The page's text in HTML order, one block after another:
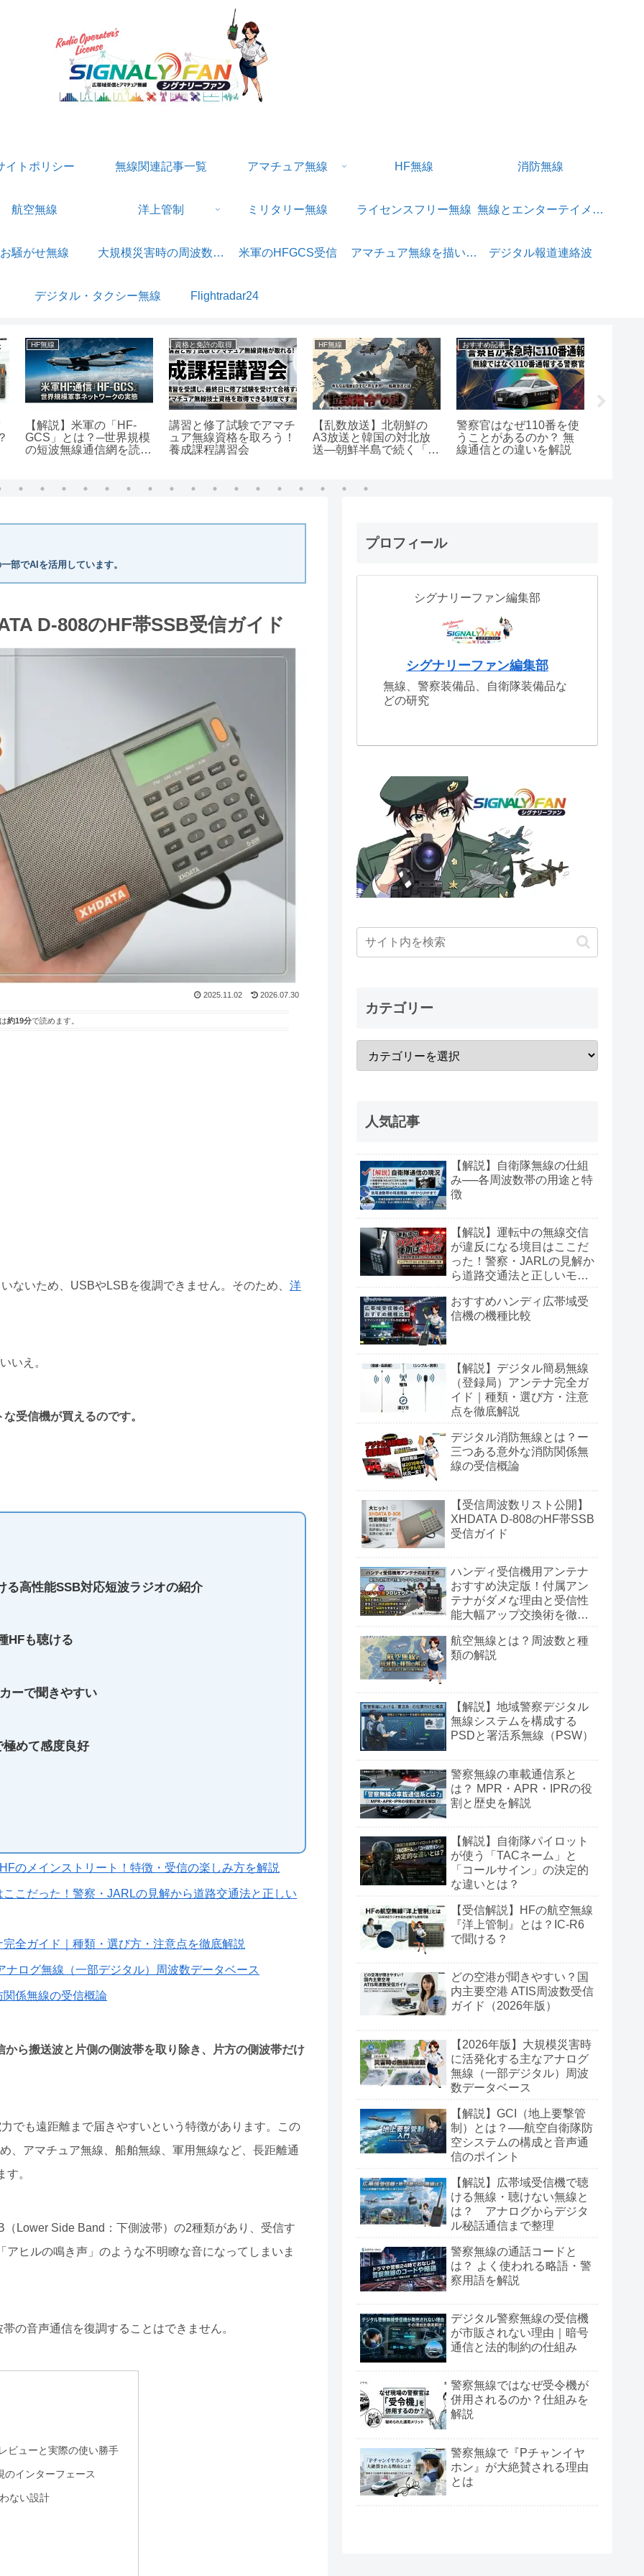
イトポリシー 無線関連記事一覧 アマチュア無線 HF無線 消防無線
航空無線 洋上管制 ミリタリー無線 ライセンスフリー無線 無線とエンターテイメント
お騒がせ無線 大規模災害時の周波数一覧 米軍のHFGCS受信 アマチュア無線を描いたアニメ デジタル報道連絡波
デジタル・タクシー無線 Flightradar24
警察無線
かつてのドラマや映画に
登場した警察無線、実は
本物？
HF無線
HF帯での諜報戦の実態
とは？受信時の注意点な
ど解説
無線用語集
【無線用語集】無線工
学・信号処理編
広帯域受信機
広帯域受信機選びで初心
者がはまりやすい失敗と
は？購入前に確認すべき
部でAIを活用しています。
D-808のHF帯SSB受信ガイド
2025.11.02 2026.07.30
約19分で読めます。
ないため、USBやLSBを復調できません。そのため、 洋
いえ。
受信機が買えるのです。
る高性能SSB対応短波ラジオの紹介
HFも聴ける
ーで聞きやすい
めて感度良好
のメインストリート！特徴・受信の楽しみ方を解説
こだった！警察・JARLの見解から道路交通法と正しい
全ガイド｜種類・選び方・注意点を徹底解説
ログ無線（一部デジタル）周波数データベース
係無線の受信概論
ら搬送波と片側の側波帯を取り除き、片方の側波帯だけ
でも遠距離まで届きやすいという特徴があります。この
、アマチュア無線、船舶無線、軍用無線など、長距離通
。
Lower Side Band：下側波帯）の2種類があり、受信す
ヒルの鳴き声」のような不明瞭な音になってしまいま
の音声通信を復調することはできません。
ビューと実際の使い勝手
インターフェース
ない設計
プロフィール
シグナリーファン編集部
シグナリーファン編集部
無線、警察装備品、自衛隊装備品な
どの研究
カテゴリー
人気記事
【解説】自衛隊無線の仕組
み──各周波数帯の用途と特
徴
【解説】運転中の無線交信
が違反になる境目はここだ
った！警察・JARLの見解か
ら道路交通法と正しいモー
おすすめハンディ広帯域受
信機の機種比較
【解説】デジタル簡易無線
（登録局）アンテナ完全ガ
イド｜種類・選び方・注意
点を徹底解説
デジタル消防無線とは？ー
三つある意外な消防関係無
線の受信概論
【受信周波数リスト公開】
XHDATA D-808のHF帯SSB
受信ガイド
ハンディ受信機用アンテナ
おすすめ決定版！付属アン
テナがダメな理由と受信性
能大幅アップ交換術を徹底
航空無線とは？周波数と種
類の解説
【解説】地域警察デジタル
無線システムを構成する
PSDと署活系無線（PSW）
警察無線の車載通信系と
は？ MPR・APR・IPRの役
割と歴史を解説
【解説】自衛隊パイロット
が使う「TACネーム」と
「コールサイン」の決定的
な違いとは？
【受信解説】HFの航空無線
『洋上管制』とは？IC-R6
で聞ける？
どの空港が聞きやすい？国
内主要空港 ATIS周波数受信
ガイド（2026年版）
【2026年版】大規模災害時
に活発化する主なアナログ
無線（一部デジタル）周波
数データベース
【解説】GCI（地上要撃管
制）とは？──航空自衛隊防
空システムの構成と音声通
信のポイント
【解説】広帯域受信機で聴
ける無線・聴けない無線と
は？ アナログからデジタ
ル秘話通信まで整理
警察無線の通話コードと
は？ よく使われる略語・警
察用語を解説
デジタル警察無線の受信機
が市販されない理由｜暗号
通信と法的制約の仕組み
警察無線ではなぜ受令機が
併用されるのか？仕組みを
解説
警察無線で『Pチャンイヤ
ホン』が大絶賛される理由
とは